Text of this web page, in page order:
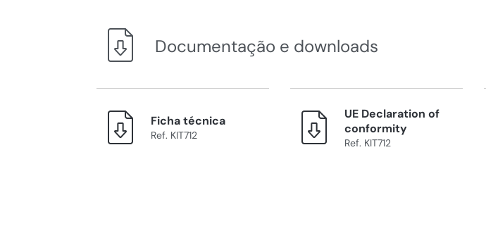
Documentação e downloads
Ficha técnica
Ref. KIT712
UE Declaration of
conformity
Ref. KIT712